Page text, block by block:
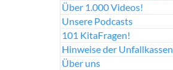
Über 1.000 Videos!
Unsere Podcasts
101 KitaFragen!
Hinweise der Unfallkassen
Über uns